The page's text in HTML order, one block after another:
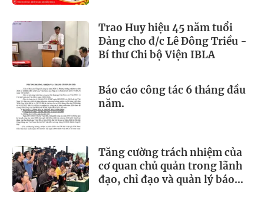
Trao Huy hiệu 45 năm tuổi
Đảng cho đ/c Lê Đông Triều -
Bí thư Chi bộ Viện IBLA
Báo cáo công tác 6 tháng đầu
năm.
Tăng cường trách nhiệm của
cơ quan chủ quản trong lãnh
đạo, chỉ đạo và quản lý báo